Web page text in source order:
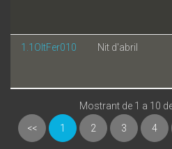
1.1OltFer010 Nit d'abril
Mostrant de 1 a 10
<<
1 2 3 4